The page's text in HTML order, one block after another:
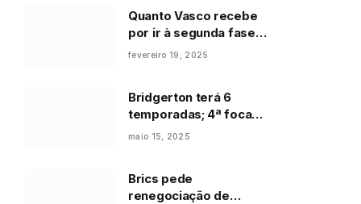
Quanto Vasco recebe
por ir à segunda fase
da Copa do Brasil?
fevereiro 19, 2025
Bridgerton terá 6
temporadas; 4ª foca
em Benedict e estreia
maio 15, 2025
Brics pede
renegociação de